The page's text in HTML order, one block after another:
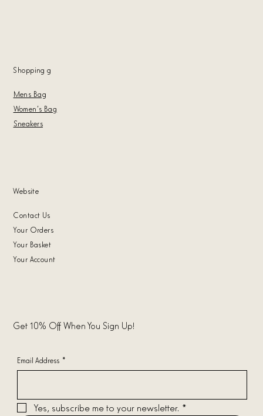
Shopping g
Mens Bag
Women's Bag
Sneakers
Website
Contact Us
Your Orders
Your Basket
Your Account
Get 10% Off When You Sign Up!
Email Address *
Yes, subscribe me to your newsletter. *